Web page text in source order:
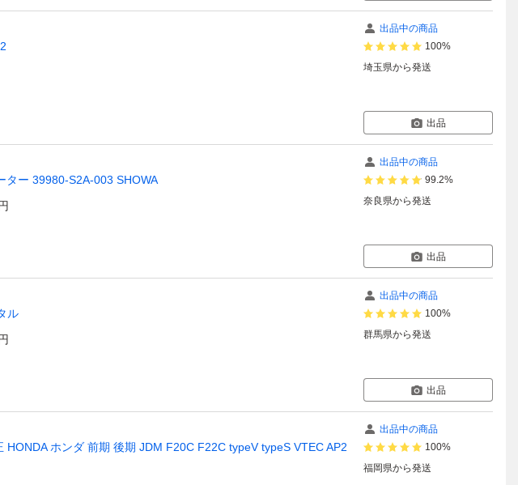
出品中の商品
100%
埼玉県から発送
出品
ター 39980-S2A-003 SHOWA
出品中の商品
99.2%
奈良県から発送
出品
ル
出品中の商品
100%
群馬県から発送
出品
ホンダ 前期 後期 JDM F20C F22C typeV typeS VTEC AP2
出品中の商品
100%
福岡県から発送